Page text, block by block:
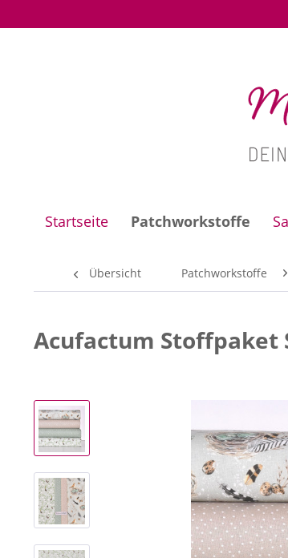
Startseite Patchworkstoffe
Übersicht Patchworkstoffe
Acufactum Stoffpaket